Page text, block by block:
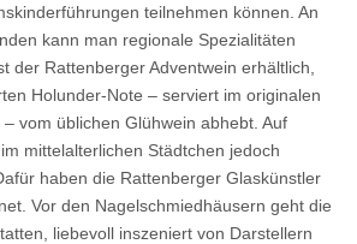
teilnehmen können. An
kann man regionale Spezialitäten
der Rattenberger Adventwein erhältlich,
Holunder-Note – serviert im originalen
vom üblichen Glühwein abhebt. Auf
mittelalterlichen Städtchen jedoch
haben die Rattenberger Glaskünstler
Vor den Nagelschmiedhäusern geht die
liebevoll inszeniert von Darstellern